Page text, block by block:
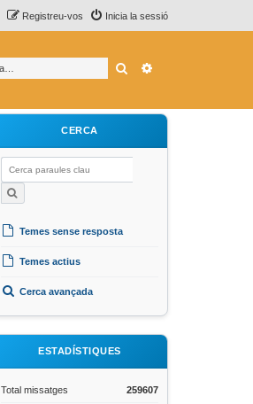
Inicia la sessió
Registreu-vos
Cerca
CERCA
Temes sense resposta
Temes actius
Cerca avançada
ESTADÍSTIQUES
Total missatges 259607